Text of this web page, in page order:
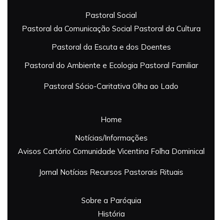
Pastoral Social
Pastoral da Comunicação Social Pastoral da Cultura
Pastoral da Escuta e dos Doentes
Pastoral do Ambiente e Ecologia Pastoral Familiar
Pastoral Sócio-Caritativa Olha ao Lado
Home
Notícias/Informações
Avisos Cartório Comunidade Vicentina Folha Dominical
Jornal Notícias Recursos Pastorais Rituais
Sobre a Paróquia
História